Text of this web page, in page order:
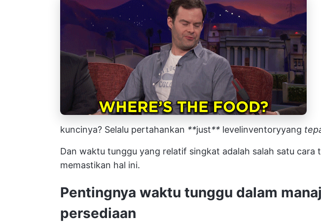
kuncinya? Selalu pertahankan **just** levelinventoryyang
Dan waktu tunggu yang relatif singkat adalah salah satu cara
memastikan hal ini.
Pentingnya waktu tunggu dalam
persediaan